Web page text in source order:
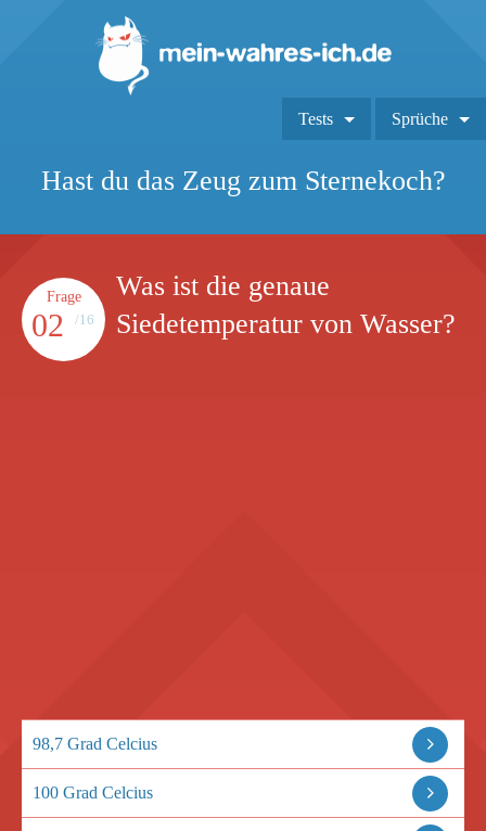
Tests Sprüche
Hast du das Zeug zum Sternekoch?
Frage
02 /16
Was ist die genaue
Siedetemperatur von Wasser?
98,7 Grad Celcius
100 Grad Celcius